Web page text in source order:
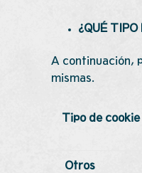
¿QUÉ TIPO
A continuación,
mismas.
Tipo de cookie
Otros